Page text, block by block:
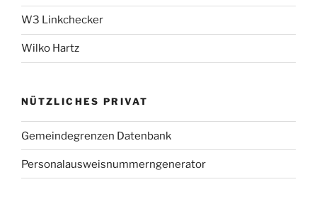
W3 Linkchecker
Wilko Hartz
NÜTZLICHES PRIVAT
Gemeindegrenzen Datenbank
Personalausweisnummerngenerator